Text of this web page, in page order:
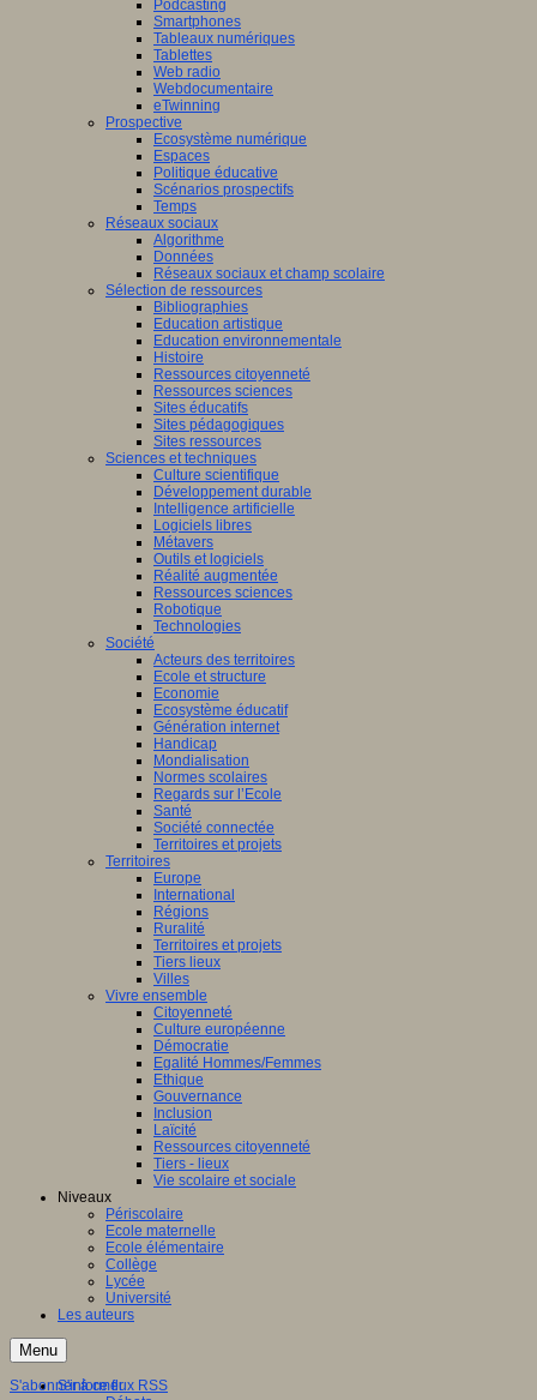
Podcasting
Smartphones
Tableaux numériques
Tablettes
Web radio
Webdocumentaire
eTwinning
Prospective
Ecosystème numérique
Espaces
Politique éducative
Scénarios prospectifs
Temps
Réseaux sociaux
Algorithme
Données
Réseaux sociaux et champ scolaire
Sélection de ressources
Bibliographies
Education artistique
Education environnementale
Histoire
Ressources citoyenneté
Ressources sciences
Sites éducatifs
Sites pédagogiques
Sites ressources
Sciences et techniques
Culture scientifique
Développement durable
Intelligence artificielle
Logiciels libres
Métavers
Outils et logiciels
Réalité augmentée
Ressources sciences
Robotique
Technologies
Société
Acteurs des territoires
Ecole et structure
Economie
Ecosystème éducatif
Génération internet
Handicap
Mondialisation
Normes scolaires
Regards sur l’Ecole
Santé
Société connectée
Territoires et projets
Territoires
Europe
International
Régions
Ruralité
Territoires et projets
Tiers lieux
Villes
Vivre ensemble
Citoyenneté
Culture européenne
Démocratie
Egalité Hommes/Femmes
Ethique
Gouvernance
Inclusion
Laïcité
Ressources citoyenneté
Tiers - lieux
Vie scolaire et sociale
Niveaux
Périscolaire
Ecole maternelle
Ecole élémentaire
Collège
Lycée
Université
Les auteurs
Menu
S'informer
S'abonner à ce flux RSS